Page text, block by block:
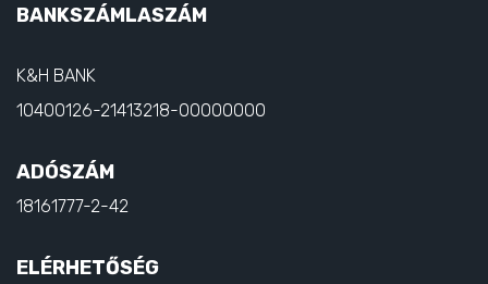
BANKSZÁMLASZÁM
K&H BANK
10400126-21413218-00000000
ADÓSZÁM
18161777-2-42
ELÉRHETŐSÉG